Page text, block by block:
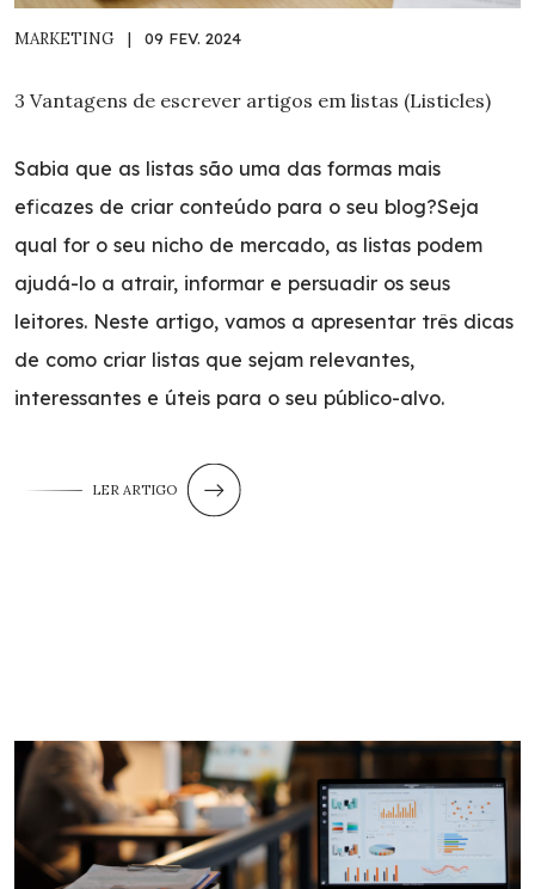
MARKETING | 09 FEV. 2024
3 Vantagens de escrever artigos em listas (Listicles)
Sabia que as listas são uma das formas mais
eficazes de criar conteúdo para o seu blog?Seja
qual for o seu nicho de mercado, as listas podem
ajudá-lo a atrair, informar e persuadir os seus
leitores. Neste artigo, vamos a apresentar três dicas
de como criar listas que sejam relevantes,
interessantes e úteis para o seu público-alvo.
LER ARTIGO